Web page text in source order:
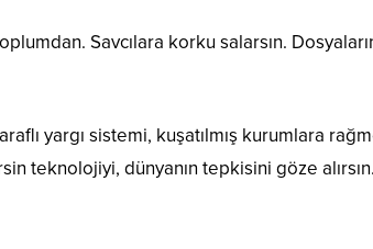
Savcılara korku salarsın.
yargı sistemi, kuşatılmış kurumlara
teknolojiyi, dünyanın tepkisini göze